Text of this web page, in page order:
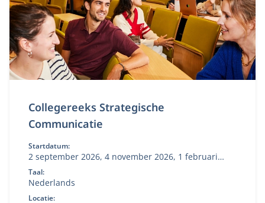
Collegereeks Strategische
Communicatie
Startdatum:
2 september 2026, 4 november 2026, 1 februari
2027, 10 mei 2027
Taal:
Nederlands
Locatie: